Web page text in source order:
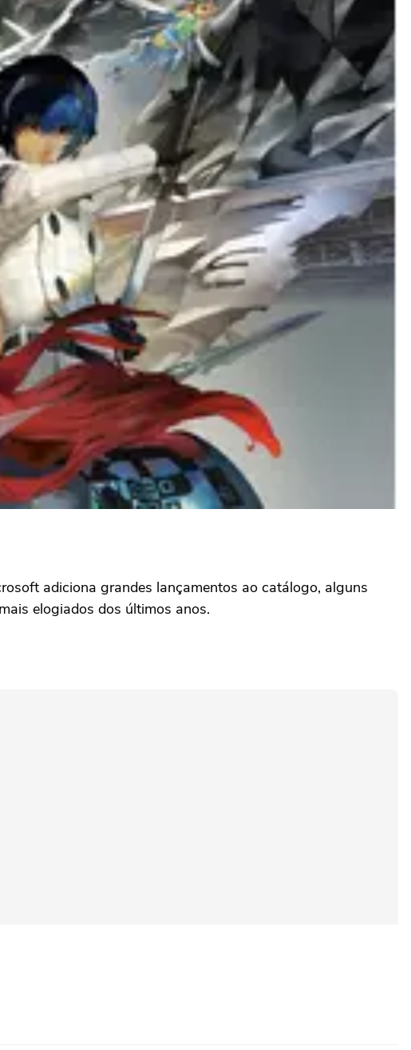
adiciona grandes lançamentos ao catálogo, alguns
elogiados dos últimos anos.